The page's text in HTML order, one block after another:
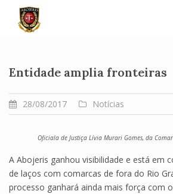
content
Entidade amplia fronteiras
28/08/2017 Notícias
Oficiala de Justiça Lívia Murari Gomes, da
A Abojeris ganhou visibilidade e está em
de laços com comarcas de fora do Rio
processo ganhará ainda mais força com